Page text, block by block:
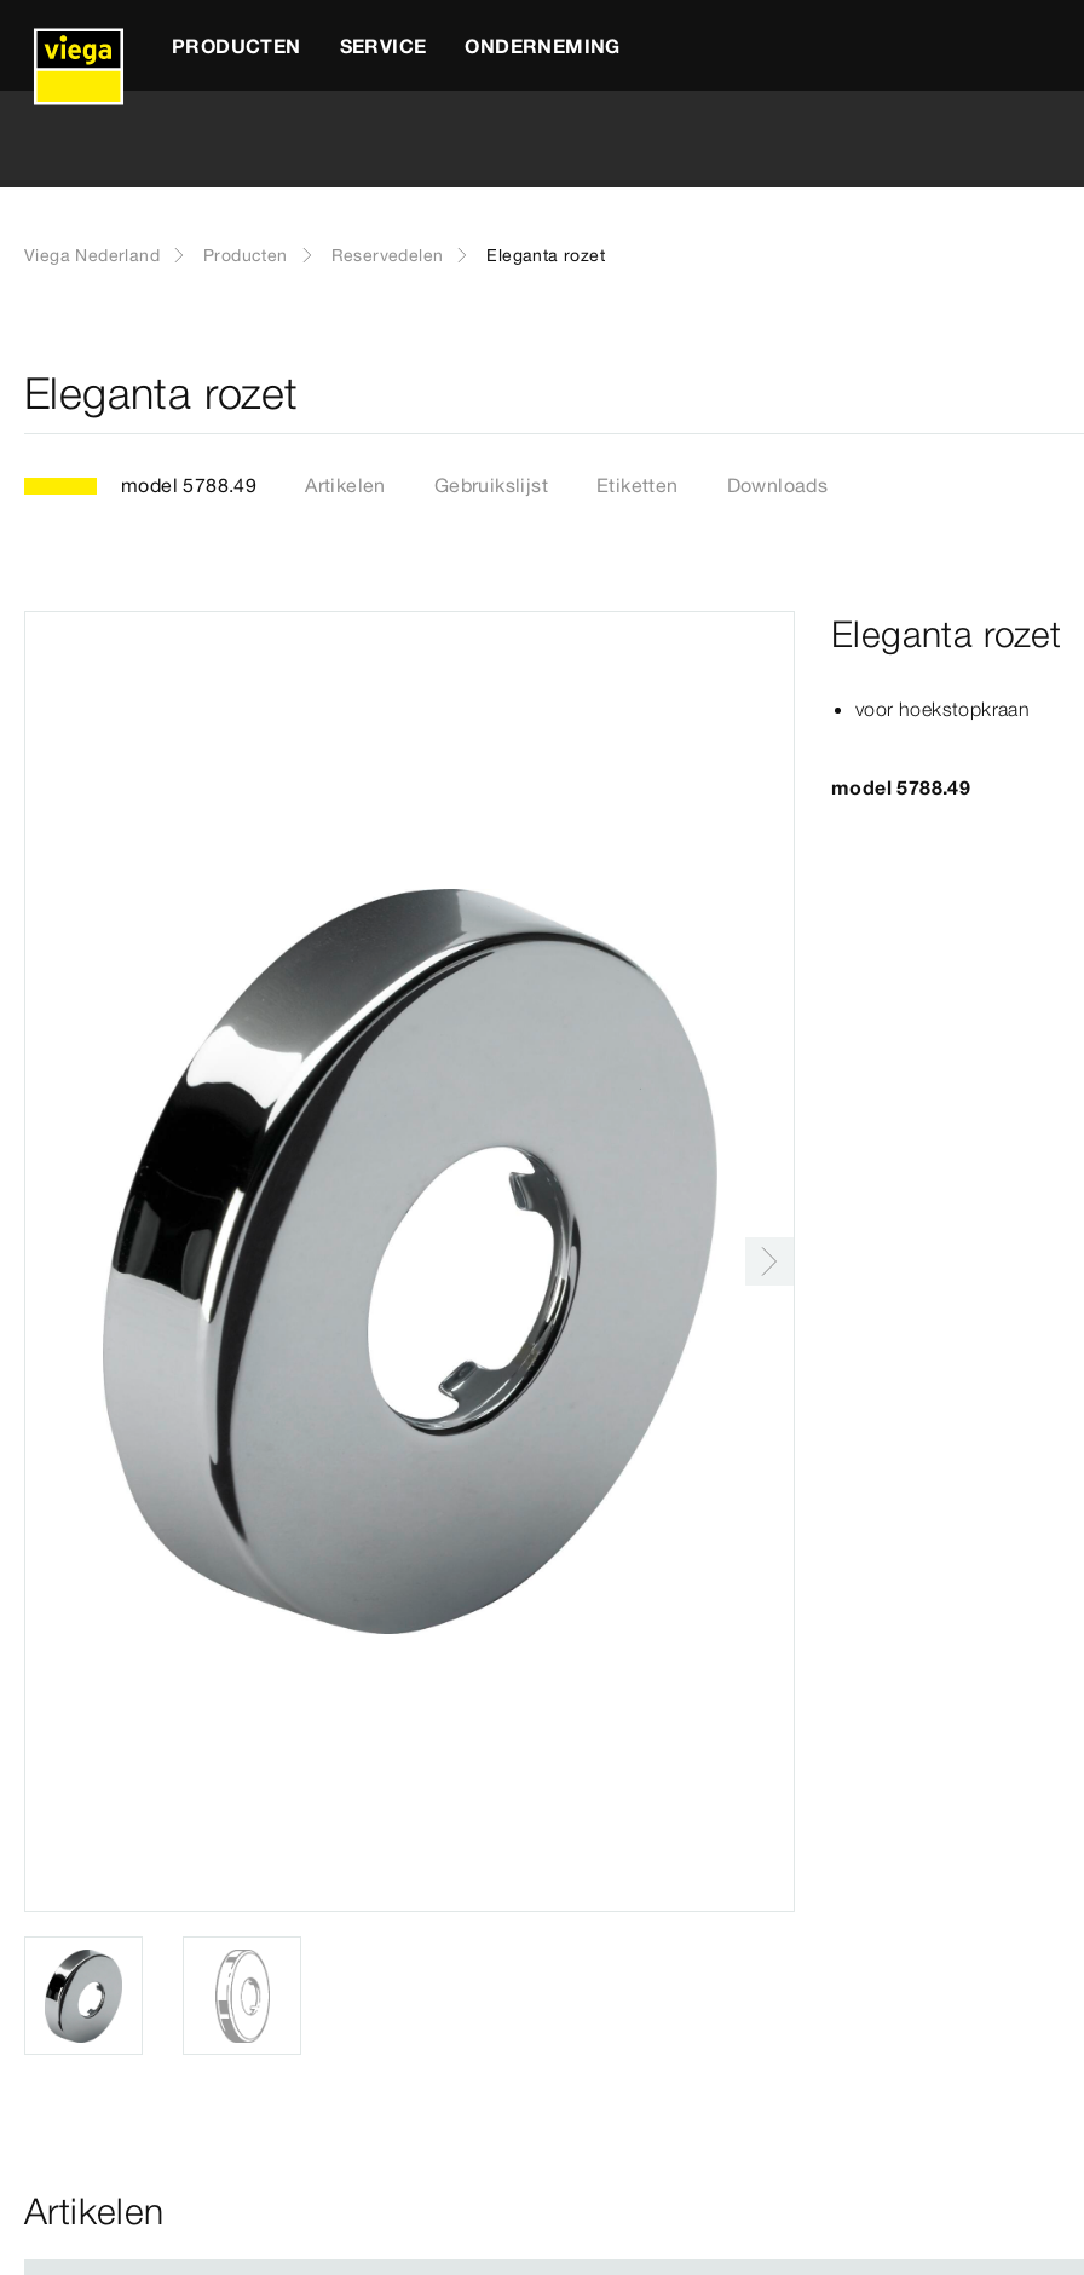
PRODUCTEN SERVICE ONDERNEMING
Viega Nederland Producten Reservedelen Eleganta rozet
Eleganta rozet
model 5788.49 Artikelen Gebruikslijst Etiketten Downloads
Eleganta rozet
voor hoekstopkraan
model 5788.49
Artikelen